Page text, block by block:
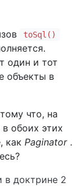
toSql()
один и тот
объекты в
что, на
обоих этих
как Paginator.
в доктрине 2